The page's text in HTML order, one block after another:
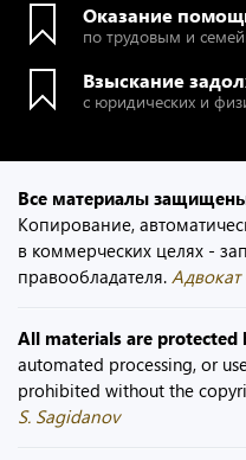
Оказание
по трудовым и
Взыскание
с юридических и
Все материалы
Копирование,
в коммерческих целях -
правообладателя. Адвокат
All materials are protected
automated processing, or
prohibited without the
S. Sagidanov